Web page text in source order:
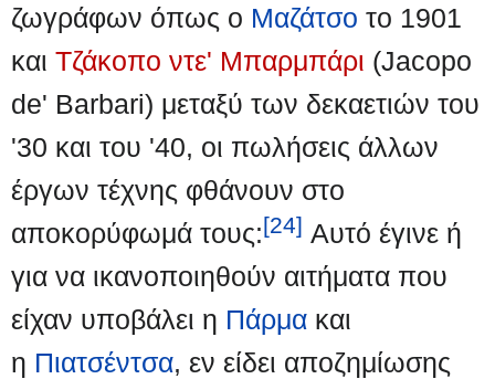
ζωγράφων όπως ο Μαζάτσο το 1901
και Τζάκοπο ντε' Μπαρμπάρι (Jacopo
de' Barbari) μεταξύ των δεκαετιών του
'30 και του '40, οι πωλήσεις άλλων
έργων τέχνης φθάνουν στο
αποκορύφωμά τους:[24] Αυτό έγινε ή
για να ικανοποιηθούν αιτήματα που
είχαν υποβάλει η Πάρμα και
η Πιατσέντσα, εν είδει αποζημίωσης